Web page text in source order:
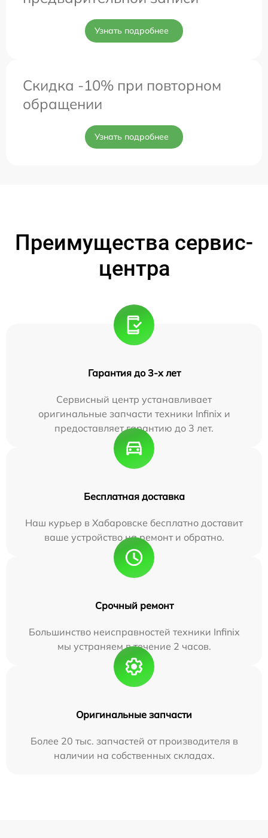
Узнать подробнее
Скидка -10% при повторном
обращении
Узнать подробнее
Преимущества сервис-
центра
Гарантия до 3-х лет
Сервисный центр устанавливает
оригинальные запчасти техники Infinix и
предоставляет гарантию до 3 лет.
Бесплатная доставка
Наш курьер в Хабаровске бесплатно доставит
ваше устройство на ремонт и обратно.
Срочный ремонт
Большинство неисправностей техники Infinix
мы устраняем в течение 2 часов.
Оригинальные запчасти
Более 20 тыс. запчастей от производителя в
наличии на собственных складах.